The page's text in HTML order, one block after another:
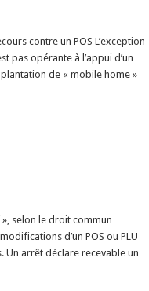
contre un POS L’exception
pas opérante à l’appui d’un
de « mobile home »
selon le droit commun
d’un POS ou PLU
Un arrêt déclare recevable un